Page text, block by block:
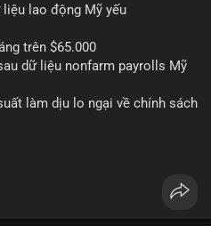
lao động Mỹ yếu
trên $65.000
dữ liệu nonfarm payrolls Mỹ
làm dịu lo ngại về chính sách